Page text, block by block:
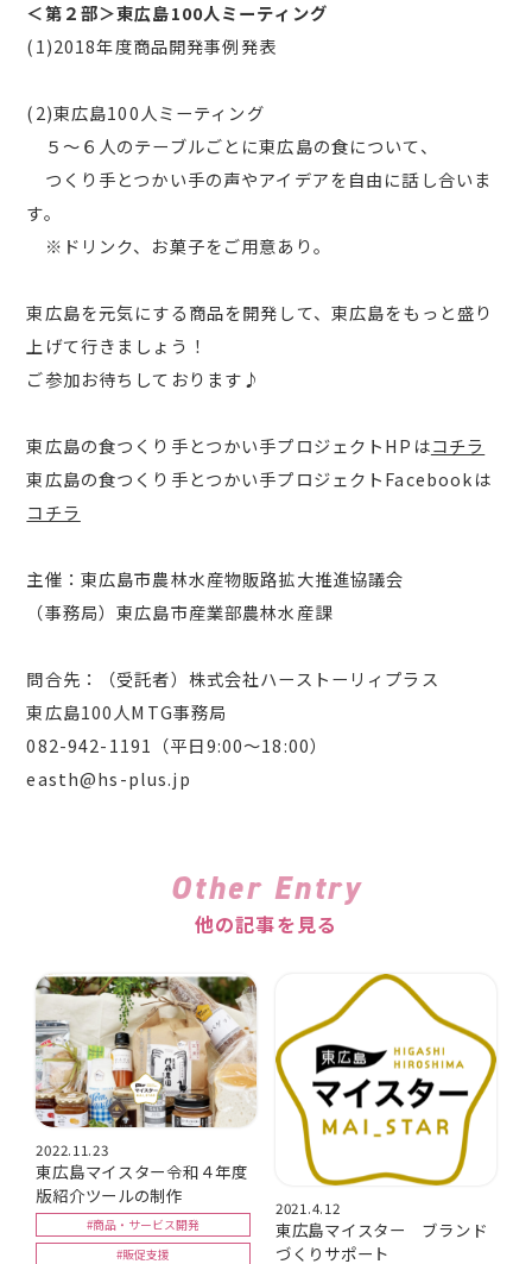
＜第２部＞東広島100人ミーティング
(1)2018年度商品開発事例発表
(2)東広島100人ミーティング
５～６人のテーブルごとに東広島の食について、
つくり手とつかい手の声やアイデアを自由に話し合いま
す。
※ドリンク、お菓子をご用意あり。
東広島を元気にする商品を開発して、東広島をもっと盛り
上げて行きましょう！
ご参加お待ちしております♪
東広島の食つくり手とつかい手プロジェクトHPはコチラ
東広島の食つくり手とつかい手プロジェクトFacebookは
コチラ
主催：東広島市農林水産物販路拡大推進協議会
（事務局）東広島市産業部農林水産課
問合先：（受託者）株式会社ハーストーリィプラス
東広島100人MTG事務局
082-942-1191（平日9:00～18:00）
easth@hs-plus.jp
Other Entry
他の記事を見る
2022.11.23
東広島マイスター令和４年度
版紹介ツールの制作
#商品・サービス開発
#販促支援
2021.4.12
東広島マイスター ブランド
づくりサポート